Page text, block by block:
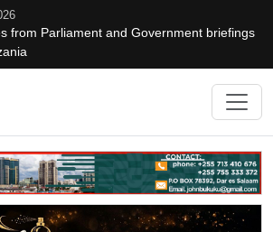
from Parliament and Government briefings